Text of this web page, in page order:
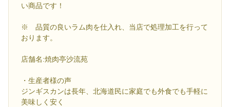
い商品です！
※ 品質の良いラム肉を仕入れ、当店で処理加工を行って
おります。
店舗名:焼肉亭沙流苑
・生産者様の声
ジンギスカンは長年、北海道民に家庭でも外食でも手軽に
美味しく安く